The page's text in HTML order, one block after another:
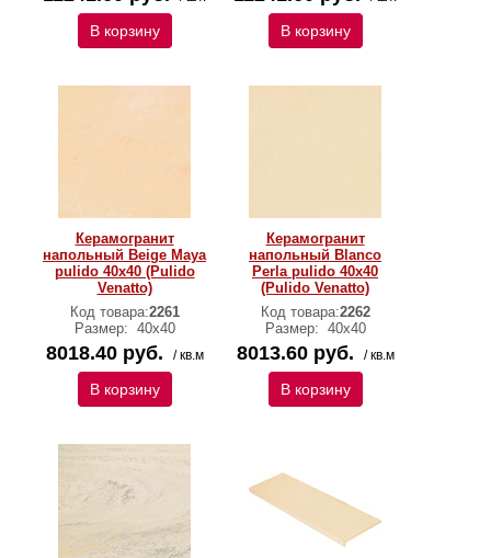
В корзину В корзину
Керамогранит
напольный Beige Maya
pulido 40х40 (Pulido
Venatto)
Код товара:2261
Размер: 40х40
8018.40 руб. / кв.м
В корзину
Керамогранит
напольный Blanco
Perla pulido 40х40
(Pulido Venatto)
Код товара:2262
Размер: 40х40
8013.60 руб. / кв.м
В корзину